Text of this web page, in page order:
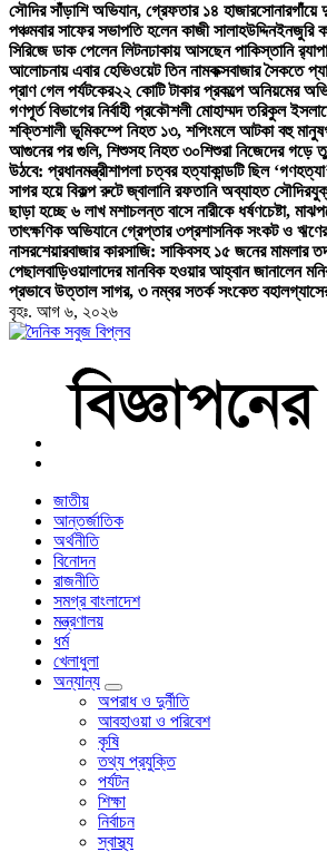
সৌদির সাঁড়াশি অভিযান, গ্রেফতার ১৪ হাজারসোনারগাঁয়ে
পঞ্চমবার সাফের সভাপতি হলেন কাজী সালাহউদ্দিনইনজুরি
সিরিজে ডাক পেলেন লিটনঢাকায় আসছেন পাকিস্তানি
আলোচনায় এবার হেভিওয়েট তিন নামকক্সবাজার সৈকতে
প্রাণ গেল পর্যটকের২২ কোটি টাকার প্রকল্পে অনিয়মের
গণপূর্ত বিভাগের নির্বাহী প্রকৌশলী মোহাম্মদ তরিকুল
শক্তিশালী ভূমিকম্পে নিহত ১৩, শপিংমলে আটকা বহু মানুষ
আগুনের পর গুলি, শিশুসহ নিহত ৩০শিশুরা নিজেদের গড়ে
উঠবে: প্রধানমন্ত্রীশাপলা চত্বর হত্যাকান্ডটি ছিল
সাগর হয়ে বিকল্প রুটে জ্বালানি রফতানি অব্যাহত সৌদির
ছাড়া হচ্ছে ৬ লাখ মশাচলন্ত বাসে নারীকে ধর্ষণচেষ্টা,
তাৎক্ষণিক অভিযানে গ্রেপ্তার ৩প্রশাসনিক সংকট ও
নাসরশেয়ারবাজার কারসাজি: সাকিবসহ ১৫ জনের মামলার
পেছালবাড়িওয়ালাদের মানবিক হওয়ার আহ্বান জানালেন
প্রভাবে উত্তাল সাগর, ৩ নম্বর সতর্ক সংকেত বহাল
বৃহঃ. আগ ৬, ২০২৬
বাংলা নিউজ পেপার
জাতীয়
আন্তর্জাতিক
অর্থনীতি
বিনোদন
রাজনীতি
সমগ্র বাংলাদেশ
মন্ত্রণালয়
ধর্ম
খেলাধুলা
অন্যান্য
অপরাধ ও দুর্নীতি
আবহাওয়া ও পরিবেশ
কৃষি
তথ্য প্রযুক্তি
পর্যটন
শিক্ষা
নির্বাচন
স্বাস্থ্য